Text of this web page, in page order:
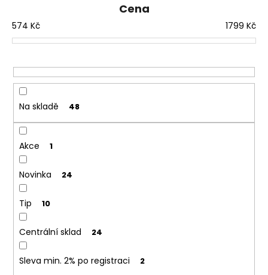
r
o
u
k
ů
Cena
574 Kč 1799 Kč
Na skladě 48
Akce 1
Novinka 24
Tip 10
Centrální sklad 24
Sleva min. 2% po registraci 2
D
p
u
u
m